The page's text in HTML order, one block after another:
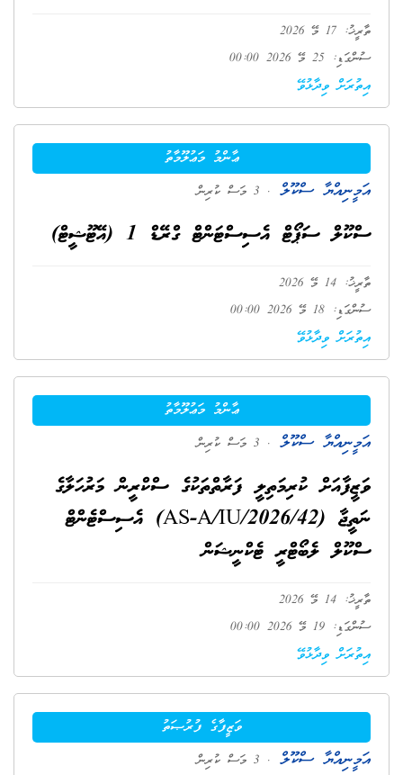
ތާރީޚު: 17 މޭ 2026
ސުންގަޑި: 25 މޭ 2026 00:00
އިތުރަށް ވިދާޅުވޭ
ޢާންމު މަޢުލޫމާތު
އަމީނިއްޔާ ސްކޫލް . 3 މަސް ކުރިން
ސްކޫލް ސަޕޯޓް އެސިސްޓަންޓް ގްރޭޑް 1 (އޭޓޫޝީޓް)
ތާރީޚު: 14 މޭ 2026
ސުންގަޑި: 18 މޭ 2026 00:00
އިތުރަށް ވިދާޅުވޭ
ޢާންމު މަޢުލޫމާތު
އަމީނިއްޔާ ސްކޫލް . 3 މަސް ކުރިން
ވަޒީފާއަށް ކުރިމަތިލީ ފަރާތްތަކުގެ ސްކްރީން މަރުހަލާގެ
ނަތީޖާ (AS-A/IU/2026/42) އެސިސްޓެންޓް
ސްކޫލް ލެބޯޓްރީ ޓެކްނީޝަން
ތާރީޚު: 14 މޭ 2026
ސުންގަޑި: 19 މޭ 2026 00:00
އިތުރަށް ވިދާޅުވޭ
ވަޒީފާގެ ފުރުޞަތު
އަމީނިއްޔާ ސްކޫލް . 3 މަސް ކުރިން